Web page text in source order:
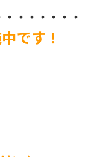
・・・・・・
です！